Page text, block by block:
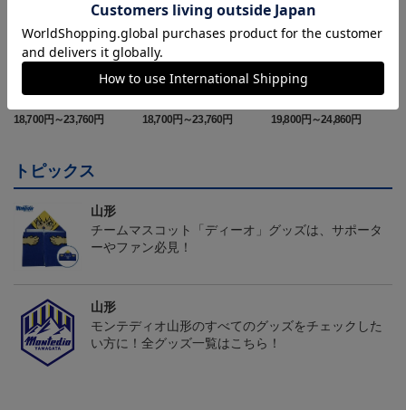
ニフォーム半袖（FP1st）
18,700円～23,760円
ニフォーム半袖（FP2n
d）
18,700円～23,760円
ニフォーム長袖（FP1st）
19,800円～24,860円
トピックス
山形
チームマスコット「ディーオ」グッズは、サポータ
ーやファン必見！
山形
モンテディオ山形のすべてのグッズをチェックした
い方に！全グッズ一覧はこちら！